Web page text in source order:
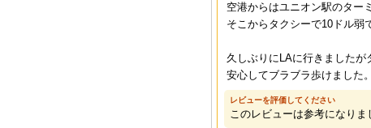
空港からはユニオン駅のター
そこからタクシーで10ドル弱
久しぶりにLAに行きました
安心してブラブラ歩けました。
レビューを評価してください
このレビューは参考になりま